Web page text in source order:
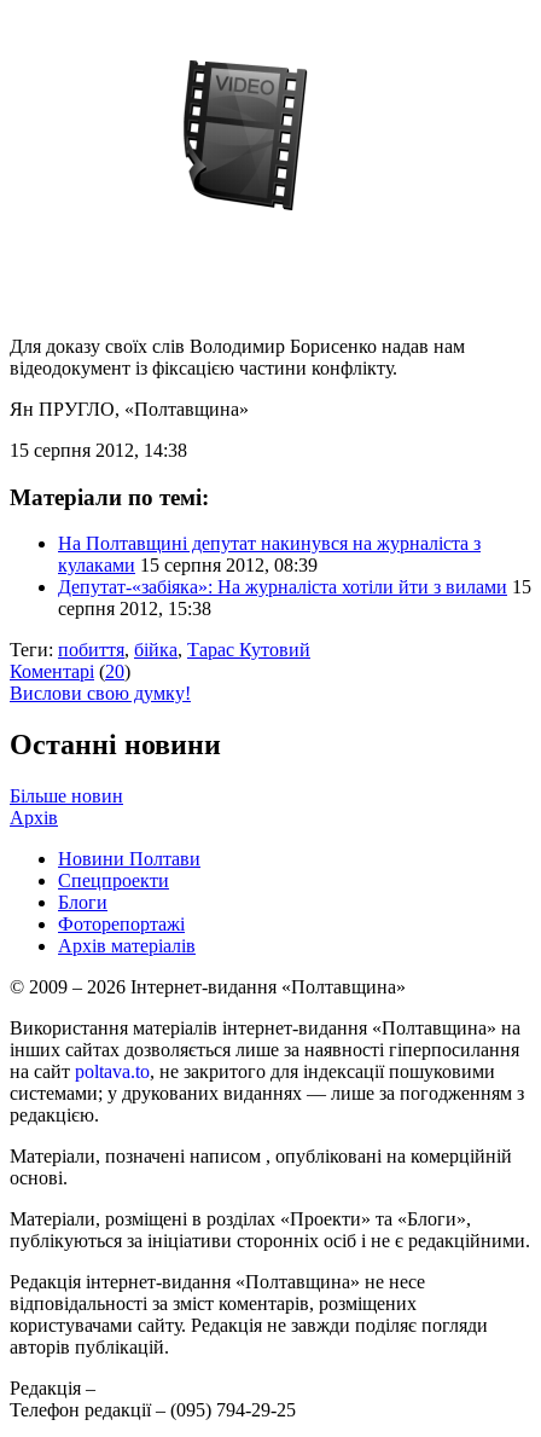
Для доказу своїх слів Володимир Борисенко надав нам
відеодокумент із фіксацією частини конфлікту.
Ян ПРУГЛО, «Полтавщина»
15 серпня 2012, 14:38
Матеріали по темі:
На Полтавщині депутат накинувся на журналіста з
кулаками 15 серпня 2012, 08:39
Депутат-«забіяка»: На журналіста хотіли йти з вилами 15
серпня 2012, 15:38
Теги: побиття, бійка, Тарас Кутовий
Коментарі (20)
Вислови свою думку!
Останні новини
Більше новин
Архів
Новини Полтави
Спецпроекти
Блоги
Фоторепортажі
Архів матеріалів
© 2009 – 2026 Інтернет-видання «Полтавщина»
Використання матеріалів інтернет-видання «Полтавщина» на
інших сайтах дозволяється лише за наявності гіперпосилання
на сайт poltava.to, не закритого для індексації пошуковими
системами; у друкованих виданнях — лише за погодженням з
редакцією.
Матеріали, позначені написом , опубліковані на комерційній
основі.
Матеріали, розміщені в розділах «Проекти» та «Блоги»,
публікуються за ініціативи сторонніх осіб і не є редакційними.
Редакція інтернет-видання «Полтавщина» не несе
відповідальності за зміст коментарів, розміщених
користувачами сайту. Редакція не завжди поділяє погляди
авторів публікацій.
Редакція –
Телефон редакції – (095) 794-29-25